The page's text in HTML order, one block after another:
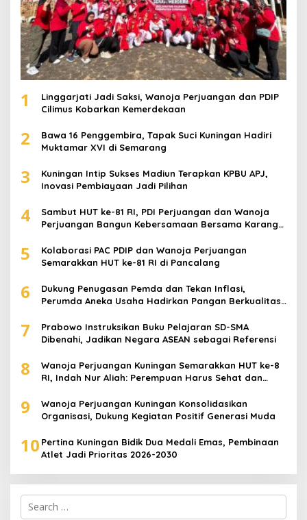
1
Linggarjati Jadi Saksi, Wanoja Perjuangan dan PDIP
Cilimus Kobarkan Kemerdekaan
2
Bawa 16 Penggembira, Tapak Suci Kuningan Hadiri
Muktamar XVI di Semarang
3
Kuningan Intip Sukses Madiun Terapkan KPBU APJ,
Inovasi Pembiayaan Jadi Pilihan
4
Sambut HUT ke-81 RI, PDI Perjuangan dan Wanoja
Perjuangan Bangun Kebersamaan Bersama Karang
5
Kolaborasi PAC PDIP dan Wanoja Perjuangan
Semarakkan HUT ke-81 RI di Pancalang
6
Dukung Penugasan Pemda dan Tekan Inflasi,
Perumda Aneka Usaha Hadirkan Pangan Berkualitas
7
Prabowo Instruksikan Buku Pelajaran SD-SMA
Dibenahi, Jadikan Negara ASEAN sebagai Referensi
8
Wanoja Perjuangan Kuningan Semarakkan HUT ke-8
RI, Indah Nur Aliah: Perempuan Harus Sehat dan
9
Wanoja Perjuangan Kuningan Konsolidasikan
Organisasi, Dukung Kegiatan Positif Generasi Muda
10 Pertina Kuningan Bidik Dua Medali Emas, Pembinaan
Atlet Jadi Prioritas 2026-2030
Search
for: